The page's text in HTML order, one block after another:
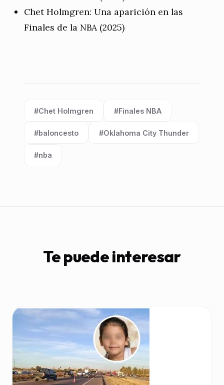
Chet Holmgren: Una aparición en las
Finales de la NBA (2025)
Etiqueta:
#Chet Holmgren
Etiqueta:
#Finales NBA
Etiqueta:
#baloncesto
Etiqueta:
#Oklahoma City Thunder
Etiqueta:
#nba
Te puede interesar